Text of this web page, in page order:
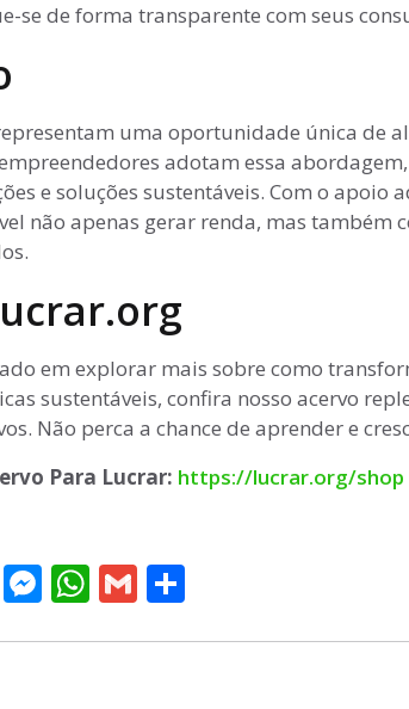
se de forma transparente com seus
uma oportunidade única de
adotam essa
e soluções sustentáveis. Com o
não apenas gerar renda, mas
em explorar mais sobre como
sustentáveis, confira nosso acervo
Não perca a chance de aprender e
Para Lucrar: https://lucrar.org/shop
T
el
M
e
ss
W
h
at
G
m
ai ar